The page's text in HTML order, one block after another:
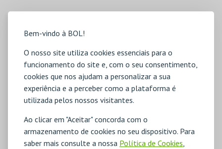
Bem-vindo à BOL!
O nosso site utiliza cookies essenciais para o
funcionamento do site e, com o seu consentimento,
cookies que nos ajudam a personalizar a sua
experiência e a perceber como a plataforma é
utilizada pelos nossos visitantes.
Ao clicar em "Aceitar" concorda com o
armazenamento de cookies no seu dispositivo. Para
saber mais consulte a nossa Política de Cookies